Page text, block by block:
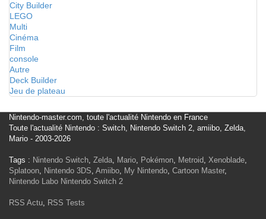
City Builder
LEGO
Multi
Cinéma
Film
console
Autre
Deck Builder
Jeu de plateau
Nintendo-master.com, toute l'actualité Nintendo en France
Toute l'actualité Nintendo : Switch, Nintendo Switch 2, amiibo, Zelda,
Mario - 2003-2026
Tags : Nintendo Switch, Zelda, Mario, Pokémon, Metroid, Xenoblade,
Splatoon, Nintendo 3DS, Amiibo, My Nintendo, Cartoon Master,
Nintendo Labo Nintendo Switch 2
RSS Actu, RSS Tests